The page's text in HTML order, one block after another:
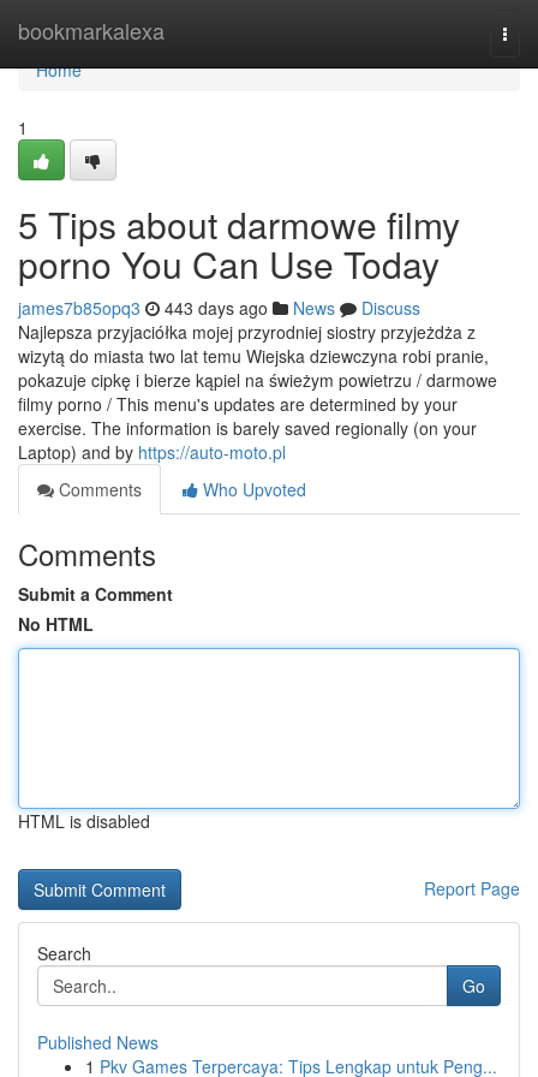
bookmarkalexa
Home
Home
1
5 Tips about darmowe filmy
porno You Can Use Today
james7b85opq3 443 days ago News
Discuss
Najlepsza przyjaciółka mojej przyrodniej siostry przyjeżdża z
wizytą do miasta two lat temu Wiejska dziewczyna robi pranie,
pokazuje cipkę i bierze kąpiel na świeżym powietrzu / darmowe
filmy porno / This menu's updates are determined by your
exercise. The information is barely saved regionally (on your
Laptop) and by https://auto-moto.pl
Comments
Who Upvoted
Comments
Submit a Comment
No HTML
HTML is disabled
Report Page
Search
Go
Published News
1 Pkv Games Terpercaya: Tips Lengkap untuk Peng...